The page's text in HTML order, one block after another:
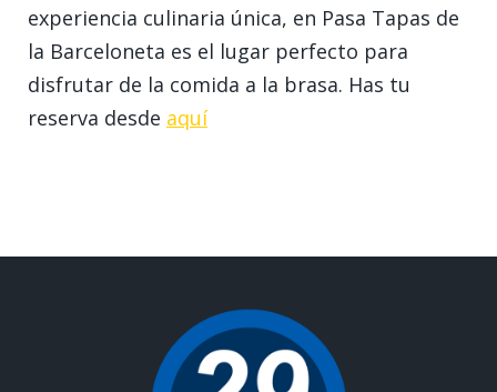
experiencia culinaria única, en Pasa Tapas de
la Barceloneta es el lugar perfecto para
disfrutar de la comida a la brasa. Has tu
reserva desde aquí